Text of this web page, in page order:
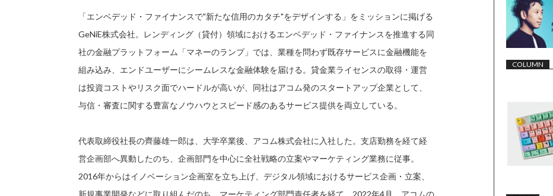
「エンベデッド・ファイナンスで"新たな信用のカタチ"をデザインする」をミッションに掲げる
GeNiE株式会社。レンディング（貸付）領域におけるエンベデッド・ファイナンスを推進する同
社の金融プラットフォーム「マネーのランプ」では、業種を問わず既存サービスに金融機能を
組み込み、エンドユーザーにシームレスな金融体験を届ける。貸金業ライセンスの取得・運営
は投資コストやリスク面でハードルが高いが、同社はアコム発のスタートアップ企業として、
与信・審査に関する豊富なノウハウとスピード感のあるサービス提供を両立している。
代表取締役社長の齊藤雄一郎は、大学卒業後、アコム株式会社に入社した。支店勤務を経て経
営企画部へ異動したのち、企画部門を中心に全社戦略の立案やマーケティング業務に従事。
2016年からはイノベーション企画室を立ち上げ、デジタル領域におけるサービス企画・立案、
新規事業開発などに取り組んだのち、マーケティング部門責任者を経て、2022年4月、アコムの
COLUMN